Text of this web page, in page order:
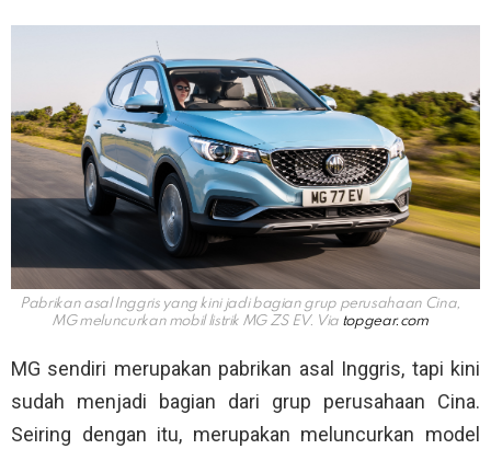
Pabrikan asal Inggris yang kini jadi bagian grup perusahaan Cina,
MG meluncurkan mobil listrik MG ZS EV. Via topgear.com
MG sendiri merupakan pabrikan asal Inggris, tapi kini
sudah menjadi bagian dari grup perusahaan Cina.
Seiring dengan itu, merupakan meluncurkan model